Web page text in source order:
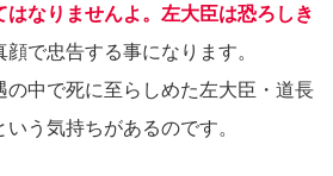
はなりませんよ。左大臣は恐ろしき
顔で忠告する事になります。
の中で死に至らしめた左大臣・道長
う気持ちがあるのです。